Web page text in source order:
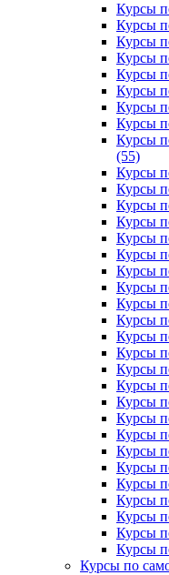
Курсы
Курсы
Курсы
Курсы
Курсы
Курсы
Курсы
Курсы
Курсы
(55)
Курсы
Курсы
Курсы
Курсы
Курсы
Курсы
Курсы
Курсы
Курсы
Курсы
Курсы
Курсы
Курсы
Курсы
Курсы
Курсы
Курсы
Курсы
Курсы
Курсы
Курсы
Курсы
Курсы
Курсы
Курсы по